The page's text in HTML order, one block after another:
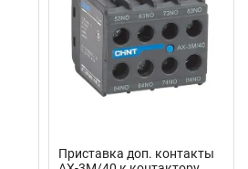
Приставка доп. контакты